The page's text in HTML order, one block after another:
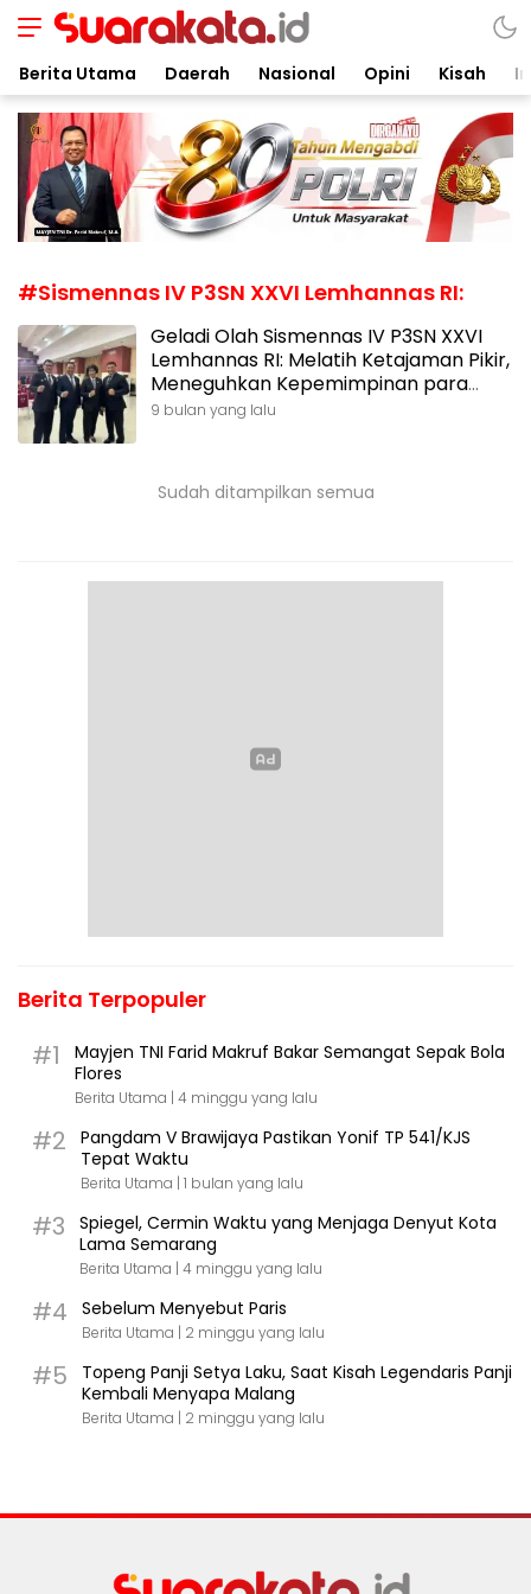
Suarakata.id
Kata Bicara Suara Bergerak
Berita Utama Daerah Nasional Opini Kisah
#Sismennas IV P3SN XXVI Lemhannas RI:
Geladi Olah Sismennas IV P3SN XXVI
Lemhannas RI: Melatih Ketajaman Pikir,
Meneguhkan Kepemimpinan para
Calon Pemimpin Bangsa
9 bulan yang lalu
Sudah ditampilkan semua
Berita Terpopuler
#1
Mayjen TNI Farid Makruf Bakar Semangat Sepak Bola
Flores
Berita Utama | 4 minggu yang lalu
#2
Pangdam V Brawijaya Pastikan Yonif TP 541/KJS
Tepat Waktu
Berita Utama | 1 bulan yang lalu
#3
Spiegel, Cermin Waktu yang Menjaga Denyut Kota
Lama Semarang
Berita Utama | 4 minggu yang lalu
#4 Sebelum Menyebut Paris
Berita Utama | 2 minggu yang lalu
#5
Topeng Panji Setya Laku, Saat Kisah Legendaris Panji
Kembali Menyapa Malang
Berita Utama | 2 minggu yang lalu